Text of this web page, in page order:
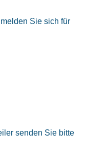
Sie sich für
senden Sie bitte